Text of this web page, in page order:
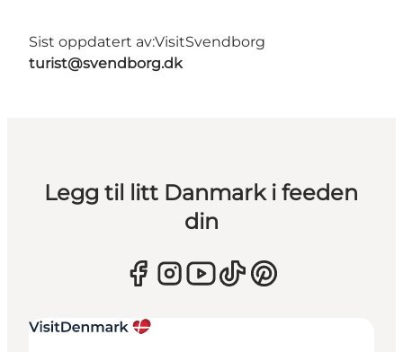
Sist oppdatert av:VisitSvendborg
turist@svendborg.dk
Legg til litt Danmark i feeden
din